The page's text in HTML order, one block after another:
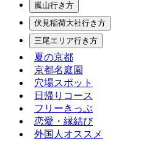
嵐山行き方
伏見稲荷大社行き方
三尾エリア行き方
夏の京都
京都名庭園
穴場スポット
日帰りコース
フリーきっぷ
恋愛・縁結び
外国人オススメ